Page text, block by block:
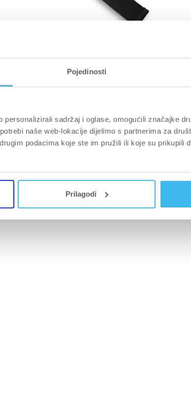
Pojedinosti
personalizirali sadržaj i oglase, omogućili značajke
naše web-lokacije dijelimo s partnerima za
podacima koje ste im pružili ili koje su prikupili
Prilagodi
CRNA
za dizanje
EUR